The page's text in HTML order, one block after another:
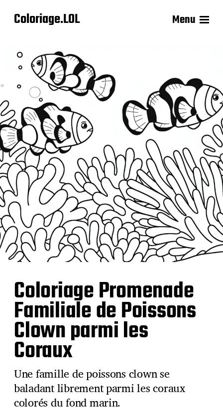
Coloriage.LOL Menu
Coloriage Promenade
Familiale de Poissons
Clown parmi les
Coraux
Une famille de poissons clown se
baladant librement parmi les coraux
colorés du fond marin.